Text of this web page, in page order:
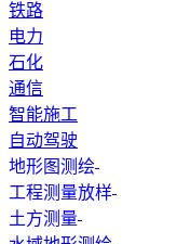
铁路
电力
石化
通信
智能施工
自动驾驶
地形图测绘
工程测量放样
土方测量